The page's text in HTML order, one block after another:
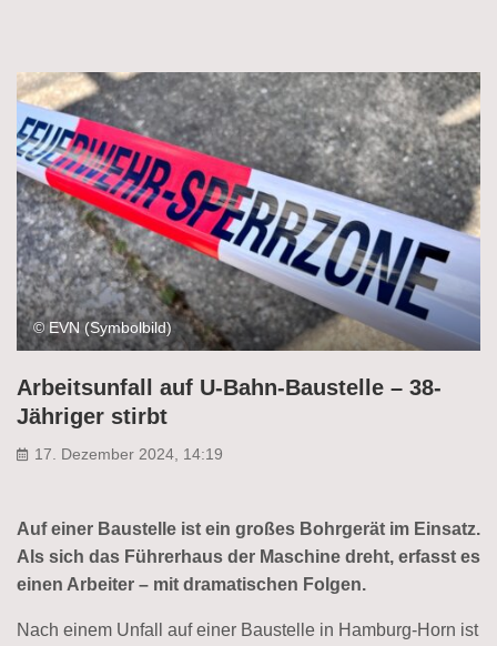
© EVN (Symbolbild)
Arbeitsunfall auf U-Bahn-Baustelle – 38-
Jähriger stirbt
17. Dezember 2024, 14:19
Auf einer Baustelle ist ein großes Bohrgerät im Einsatz.
Als sich das Führerhaus der Maschine dreht, erfasst es
einen Arbeiter – mit dramatischen Folgen.
Nach einem Unfall auf einer Baustelle in Hamburg-Horn ist